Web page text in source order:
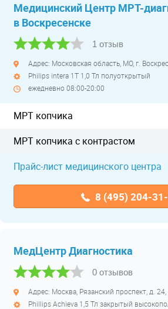
Медицинский Центр МРТ-
в Воскресенске
1 отзыв
Philips intera 1Т 1,0 Тл полуоткрытый
ежедневно 08:00-20:00
МРТ копчика
МРТ копчика с контрастом
Прайс-лист медицинского центра
8 (495) 204-
МедЦентр Диагностика
0 отзывов
Адрес: Москва, Рязанский проспект, д. 24,
Phillips Achieva 1,5 Тл закрытый